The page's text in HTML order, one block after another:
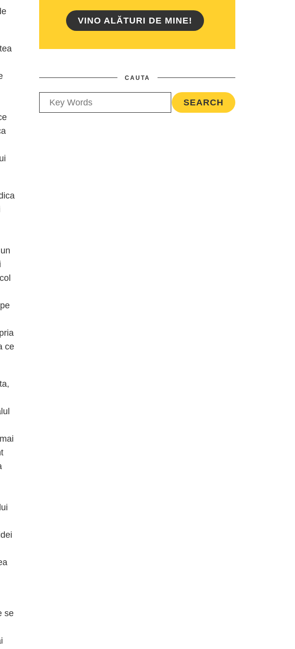
ce
se
VINO ALĂTURI DE MINE!
CAUTA